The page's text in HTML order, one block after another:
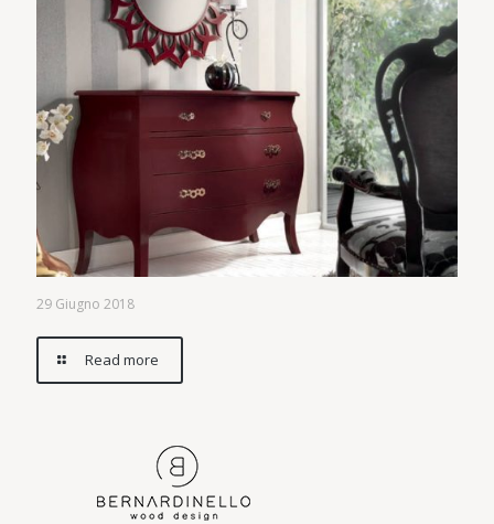
29 Giugno 2018
Read more